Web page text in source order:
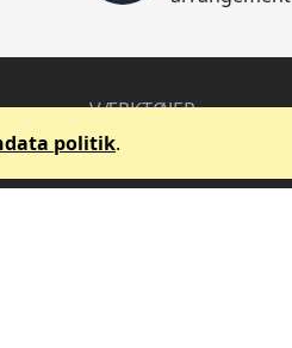
VÆRKTØJER
Kabel Volt tab beregner
Lydtryk fald beregner
politik.